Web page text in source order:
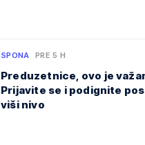
SPONA PRE 5 H
Preduzetnice, ovo je
Prijavite se i podignite
viši nivo